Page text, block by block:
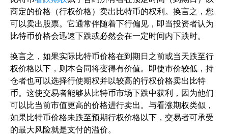
商定的价格（行权价格）卖出比特币的权利。换言之，您
可以卖出股票。它通常伴随着下行偏见，即当投资者认为
比特币价格会迅速下跌或必然会在一定时间内下跌时。
换言之，如果实际比特币价格在到期日之前或当天跌至行
权价格以下，则本合同将变得有价值。即使市价较低，持
仓者也可以选择行使期权并以较高的行权价格卖出比特
币。这使交易者能够从比特币市场下跌中获利，因为他们
可以比当前市值更高的价格进行卖出。与看涨期权类似，
如果比特币价格未跌至预期行权价格以下，交易者可承受
的最大风险就是支付的溢价。